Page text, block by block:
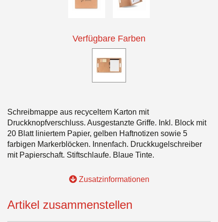
Verfügbare Farben
Schreibmappe aus recyceltem Karton mit
Druckknopfverschluss. Ausgestanzte Griffe. Inkl. Block mit
20 Blatt liniertem Papier, gelben Haftnotizen sowie 5
farbigen Markerblöcken. Innenfach. Druckkugelschreiber
mit Papierschaft. Stiftschlaufe. Blaue Tinte.
Zusatzinformationen
Artikel zusammenstellen